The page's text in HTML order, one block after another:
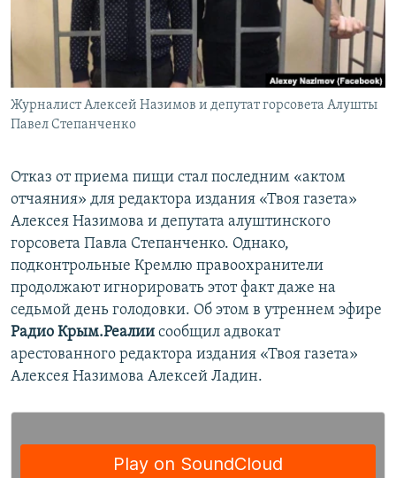
ПОБЕДИТЕЛЕЙ НЕ СУДЯТ?
КРЫМ.НЕПОКОРЕННЫЙ
УКРАИНСКАЯ ПРОБЛЕМА КРЫМА
ПРИСОЕДИНЯЙТЕСЬ!
Журналист Алексей Назимов и депутат горсовета Алушты
Павел Степанченко
Отказ от приема пищи стал последним «актом
отчаяния» для редактора издания «Твоя газета»
Алексея Назимова и депутата алуштинского
горсовета Павла Степанченко. Однако,
подконтрольные Кремлю правоохранители
продолжают игнорировать этот факт даже на
седьмой день голодовки. Об этом в утреннем эфире
Радио Крым.Реалии сообщил адвокат
арестованного редактора издания «Твоя газета»
Алексея Назимова Алексей Ладин.